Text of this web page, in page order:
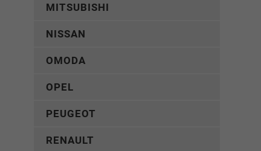
MITSUBISHI
NISSAN
OMODA
OPEL
PEUGEOT
RENAULT